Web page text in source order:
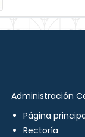
Administración
Página
Rectoría